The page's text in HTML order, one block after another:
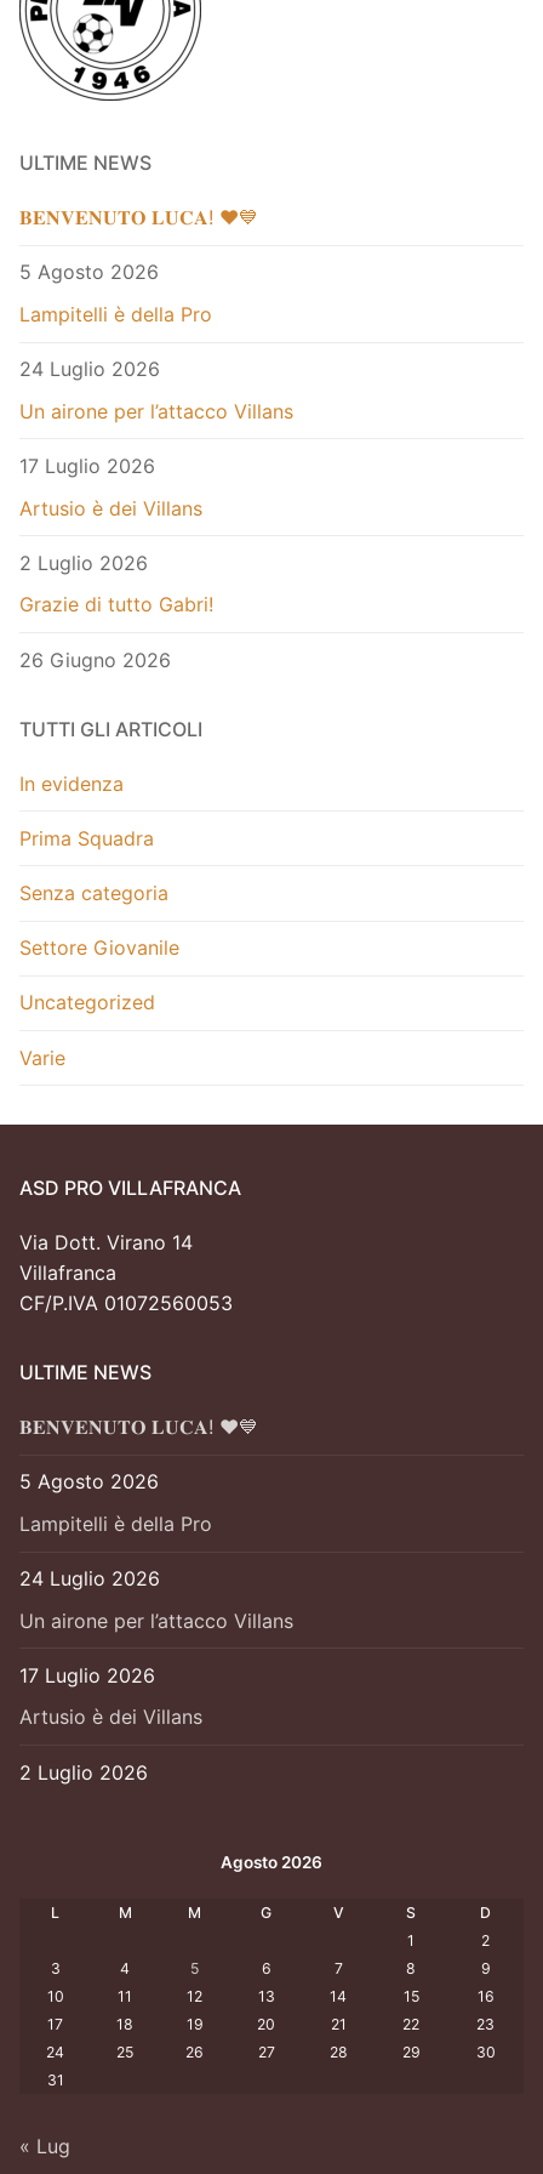
ULTIME NEWS
𝐁𝐄𝐍𝐕𝐄𝐍𝐔𝐓𝐎 𝐋𝐔𝐂𝐀! ❤️💙
5 Agosto 2026
Lampitelli è della Pro
24 Luglio 2026
Un airone per l’attacco Villans
17 Luglio 2026
Artusio è dei Villans
2 Luglio 2026
Grazie di tutto Gabri!
26 Giugno 2026
TUTTI GLI ARTICOLI
In evidenza
Prima Squadra
Senza categoria
Settore Giovanile
Uncategorized
Varie
ASD PRO VILLAFRANCA
Via Dott. Virano 14
Villafranca
CF/P.IVA 01072560053
ULTIME NEWS
𝐁𝐄𝐍𝐕𝐄𝐍𝐔𝐓𝐎 𝐋𝐔𝐂𝐀! ❤️💙
5 Agosto 2026
Lampitelli è della Pro
24 Luglio 2026
Un airone per l’attacco Villans
17 Luglio 2026
Artusio è dei Villans
2 Luglio 2026
Agosto 2026
L M M G V S
D
1
2
3
4 5 6 7 8
9
10
11 12 13 14 15
16
17
18 19 20 21 22
23
24
25 26 27 28 29
30
31
« Lug